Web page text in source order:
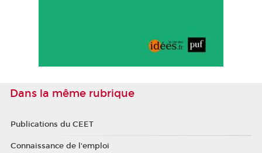
Dans la même rubrique
Publications du CEET
Connaissance de l'emploi